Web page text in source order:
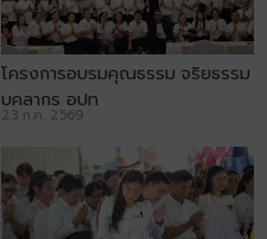
โครงการอบรมคุณธรรม จริยธรรม
บุคลากร อปท
23 ก.ค. 2569